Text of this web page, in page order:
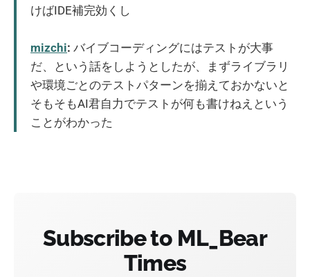
けばIDE補完効くし
mizchi: バイブコーディングにはテストが大事
だ、という話をしようとしたが、まずライブラリ
や環境ごとのテストパターンを揃えておかないと
そもそもAI君自力でテストが何も書けねえという
ことがわかった
Subscribe to ML_Bear
Times